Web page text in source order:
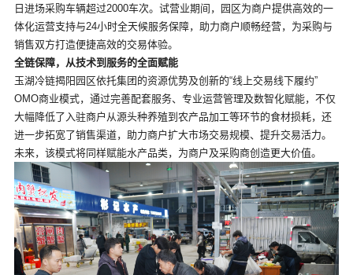
日进场采购车辆超过2000车次。试营业期间，园区为商户提供高效的一
体化运营支持与24小时全天候服务保障，助力商户顺畅经营，为采购与
销售双方打造便捷高效的交易体验。
全链保障，从技术到服务的全面赋能
玉湖冷链揭阳园区依托集团的资源优势及创新的“线上交易线下履约”
OMO商业模式，通过完善配套服务、专业运营管理及数智化赋能，不仅
大幅降低了入驻商户从源头种养殖到农产品加工等环节的食材损耗，还
进一步拓宽了销售渠道，助力商户扩大市场交易规模、提升交易活力。
未来，该模式将同样赋能水产品类，为商户及采购商创造更大价值。